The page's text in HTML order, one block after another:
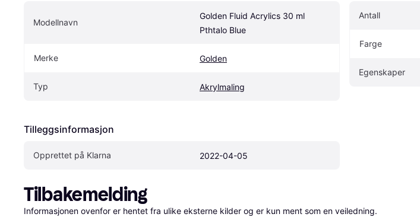
Modellnavn
Golden Fluid Acrylics 30 ml
Pthtalo Blue
Merke Golden
Typ Akrylmaling
Tilleggsinformasjon
Opprettet på Klarna 2022-04-05
Antall
Farge
Egenskaper
Tilbakemelding
Informasjonen ovenfor er hentet fra ulike eksterne kilder og er kun ment som en veiledning.